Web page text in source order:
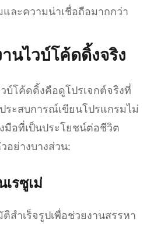
ละความน่าเชื่อถือมากกว่า
นไวบ์โค้ดดิ้งจริง
บ์โค้ดดิ้งคือดูโปรเจกต์จริงที่
ะสบการณ์เขียนโปรแกรมไม่
มือที่เป็นประโยชน์ต่อชีวิต
อย่างบางส่วน:
รซูเม่
ำเร็จรูปเพื่อช่วยงานสรรหา